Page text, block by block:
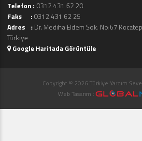
Telefon : 0312 431 62 20
Faks : 0312 431 62 25
Adres : Dr. Mediha Eldem Sok. No:67
Türkiye
Google Haritada Görüntüle
Copyright © 2026 Türkiye Yardım
Web Tasarım :